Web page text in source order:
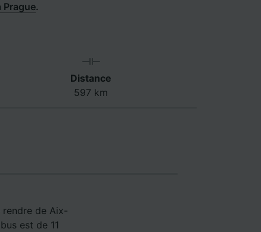
Prague.
Distance
597 km
rendre de Aix-
est de 11